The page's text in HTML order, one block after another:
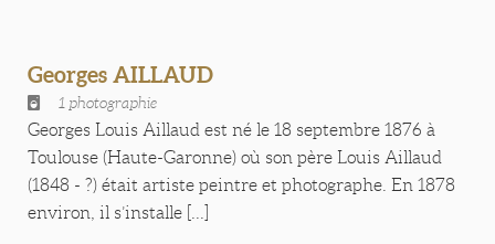
Georges AILLAUD
1 photographie
Georges Louis Aillaud est né le 18 septembre 1876 à
Toulouse (Haute-Garonne) où son père Louis Aillaud
(1848 - ?) était artiste peintre et photographe. En 1878
environ, il s’installe [...]